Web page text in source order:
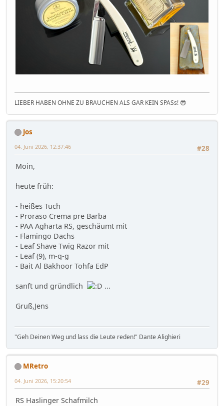
LIEBER HABEN OHNE ZU BRAUCHEN ALS GAR KEIN SPASs! 😎
Jos
#28
04. Juni 2026, 12:37:46
Moin,
heute früh:
- heißes Tuch
- Proraso Crema pre Barba
- PAA Agharta RS, geschäumt mit
- Flamingo Dachs
- Leaf Shave Twig Razor mit
- Leaf (9), m-q-g
- Bait Al Bakhoor Tohfa EdP
sanft und gründlich ...
Gruß,Jens
"Geh Deinen Weg und lass die Leute reden!" Dante Alighieri
MRetro
#29
04. Juni 2026, 15:20:54
RS Haslinger Schafmilch